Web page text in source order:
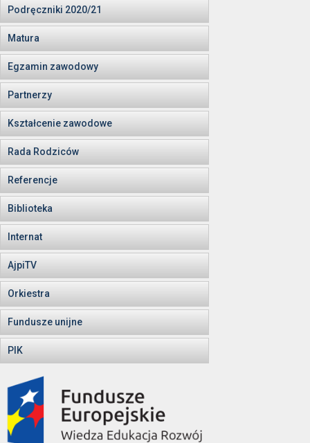
Podręczniki 2020/21
Matura
Egzamin zawodowy
Partnerzy
Kształcenie zawodowe
Rada Rodziców
Referencje
Biblioteka
Internat
AjpiTV
Orkiestra
Fundusze unijne
PIK